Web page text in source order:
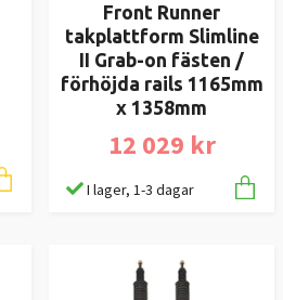
Front Runner
takplattform Slimline
II Grab-on fästen /
förhöjda rails 1165mm
x 1358mm
12 029 kr
I lager, 1-3 dagar